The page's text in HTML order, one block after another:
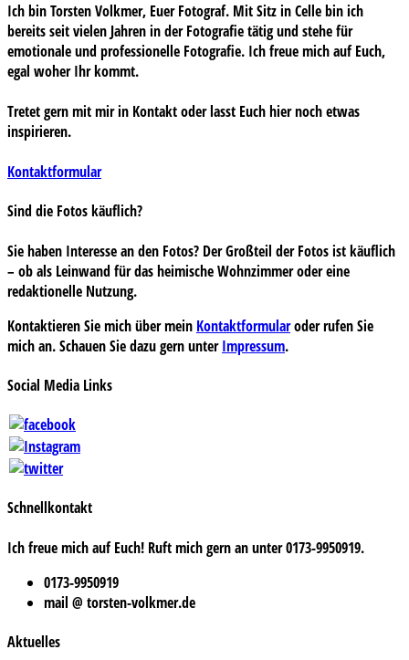
Ich bin Torsten Volkmer, Euer Fotograf. Mit Sitz in Celle bin ich
bereits seit vielen Jahren in der Fotografie tätig und stehe für
emotionale und professionelle Fotografie. Ich freue mich auf Euch,
egal woher Ihr kommt.
Tretet gern mit mir in Kontakt oder lasst Euch hier noch etwas
inspirieren.
Kontaktformular
Sind die Fotos käuflich?
Sie haben Interesse an den Fotos? Der Großteil der Fotos ist käuflich
– ob als Leinwand für das heimische Wohnzimmer oder eine
redaktionelle Nutzung.
Kontaktieren Sie mich über mein Kontaktformularoder rufen Sie
mich an. Schauen Sie dazu gern unterImpressum.
Social Media Links
Schnellkontakt
Ich freue mich auf Euch! Ruft mich gern an unter 0173-9950919.
0173-9950919
mail @ torsten-volkmer.de
Aktuelles